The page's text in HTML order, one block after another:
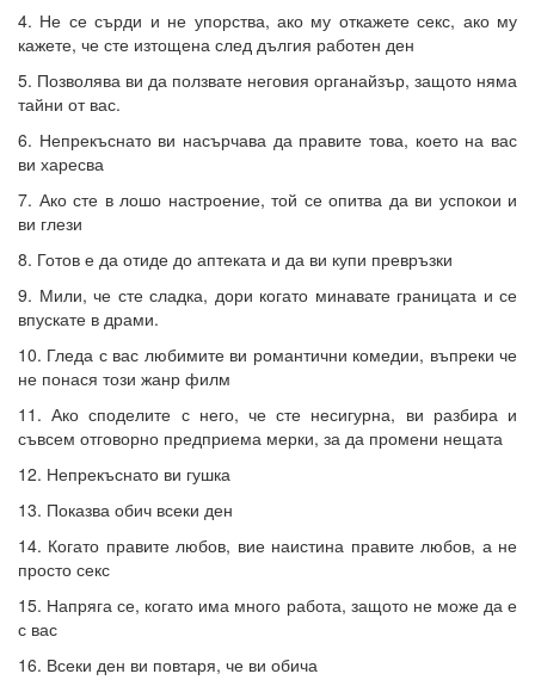
4. Не се сърди и не упорства, ако му откажете секс, ако му
кажете, че сте изтощена след дългия работен ден
5. Позволява ви да ползвате неговия органайзър, защото няма
тайни от вас.
6. Непрекъснато ви насърчава да правите това, което на вас
ви харесва
7. Ако сте в лошо настроение, той се опитва да ви успокои и
ви глези
8. Готов е да отиде до аптеката и да ви купи превръзки
9. Мили, че сте сладка, дори когато минавате границата и се
впускате в драми.
10. Гледа с вас любимите ви романтични комедии, въпреки че
не понася този жанр филм
11. Ако споделите с него, че сте несигурна, ви разбира и
съвсем отговорно предприема мерки, за да промени нещата
12. Непрекъснато ви гушка
13. Показва обич всеки ден
14. Когато правите любов, вие наистина правите любов, а не
просто секс
15. Напряга се, когато има много работа, защото не може да е
с вас
16. Всеки ден ви повтаря, че ви обича